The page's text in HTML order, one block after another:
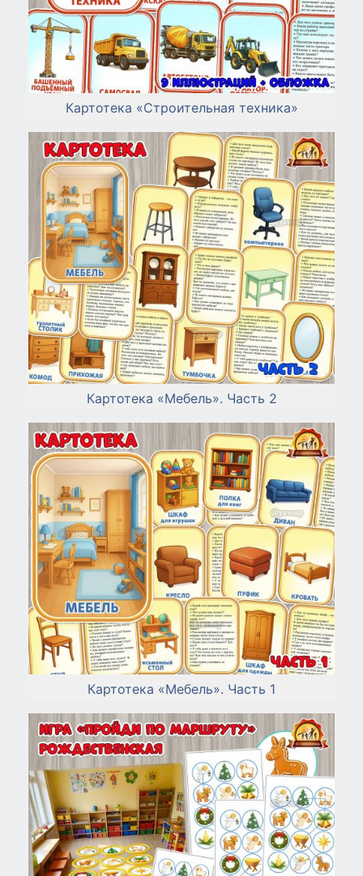
Картотека «Строительная техника»
Картотека «Мебель». Часть 2
Картотека «Мебель». Часть 1